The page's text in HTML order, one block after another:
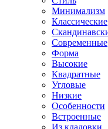
Минимализм
Классические
Современные
Форма
Высокие
Квадратные
Угловые
Низкие
Особенности
Встроенные
Из кладовки